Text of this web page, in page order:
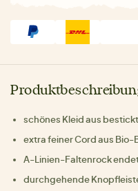
schönes Kleid aus
extra feiner Cord aus Bio-
A-Linien-Faltenrock
durchgehende